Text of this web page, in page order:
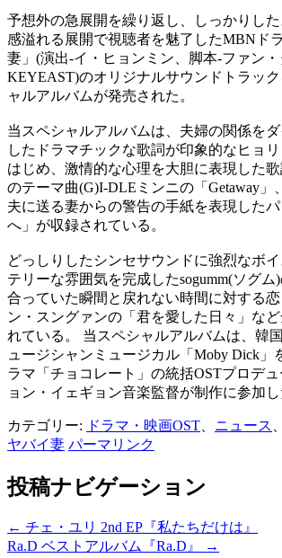
予想外の急展開を繰り返し、しっかりし
感溢れる展開で視聴者を魅了したMBNド
妻」(演出-イ・ヒョンミン、脚本-ファン
KEYEAST)のオリジナルサウンドトラッ
ャルアルバムが発売された。
当スペシャルアルバムは、夫婦の関係を
したドラマチックな歌詞が印象的なヒョ
はじめ、激情的な心理を大胆に表現した
のテーマ曲(G)I-DLEミンニの「Getaway」
夫に送る妻からの警告の手紙を表現した
へ」が収録されている。
どっしりしたシンセサウンドに強烈なボ
テリーな雰囲気を完成したsogumm(ソグム
合っていた瞬間と戻れない時間に対する
ン・スングァンの「君を愛した日々」な
れている。 当スペシャルアルバムは、韓
ュージシャンミュージカル「Moby Dick」
ラマ「チョコレート」の統括OSTプロデ
ョン・イェギョン音楽監督が制作に参加し
カテゴリー: ドラマ・映画OST ニュース
ヤバイ妻 パーマリンク
投稿ナビゲーション
← チェ・ユリ 2nd EP『私たちだけは』
Ra.D ベストアルバム『Ra.D』
→